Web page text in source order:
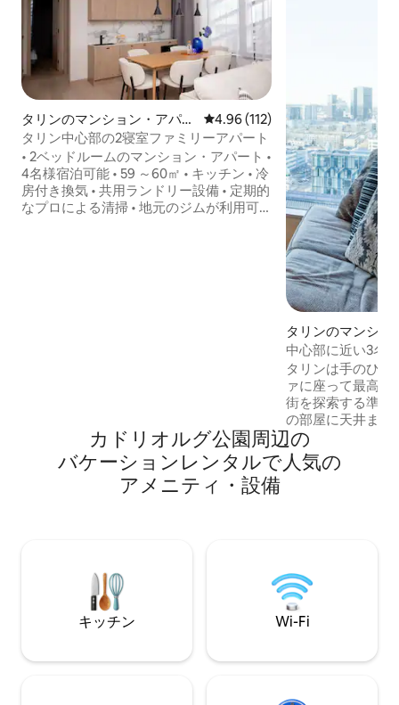
タリンのマンション・アパー
ト
レビュー112件、5つ星中4.96つ
4.96 (112)
タリン中心部の2寝室ファミリーアパート
• 2ベッドルームのマンション・アパート •
4名様宿泊可能 • 59 ～60㎡ • キッチン • 冷
房付き換気 • 共用ランドリー設備 • 定期的
なプロによる清掃 • 地元のジムが利用可
タリンのマンショ
ト
中心部に近い3名
タリンは手のひら
ァに座って最高
街を探索する準備を
の部屋に天井まで
す。暑さを心配す
カーテンは完全に
も素敵な美容のた
さい。感動するこ
カドリオルグ公園⁠周⁠辺⁠の
バ⁠ケ⁠ー⁠シ⁠ョ⁠ン⁠レ⁠ン⁠タ⁠ル⁠で人⁠気⁠の
ア⁠メ⁠ニ⁠テ⁠ィ⁠・⁠設⁠備
キッチン Wi-Fi